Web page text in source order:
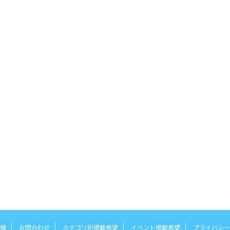
お問合わせ カテゴリ別掲載希望 イベント掲載希望 プライバシ